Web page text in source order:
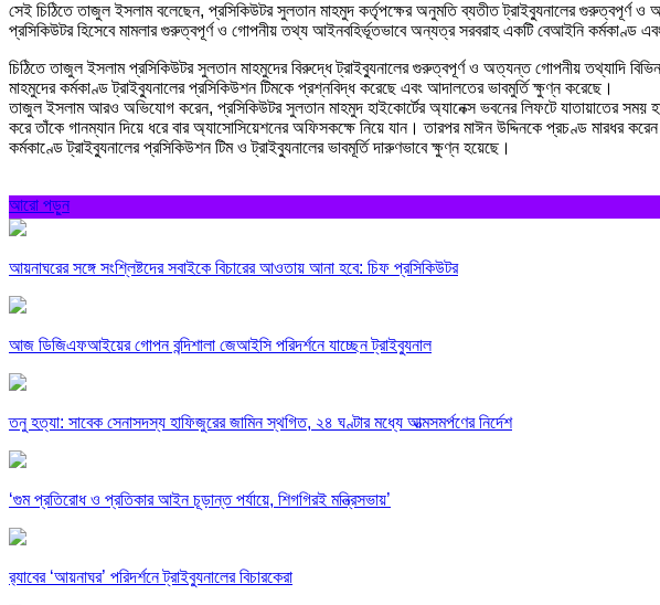
সেই চিঠিতে তাজুল ইসলাম বলেছেন, প্রসিকিউটর সুলতান মাহমুদ কর্তৃপক্ষের অনুমতি ব্যতীত ট্রাইব্যুনালের গুরুত্বপূর্ণ
প্রসিকিউটর হিসেবে মামলার গুরুত্বপূর্ণ ও গোপনীয় তথ্য আইনবহির্ভূতভাবে অন্যত্র সরবরাহ একটি বেআইনি কর্মকাণ্ড
চিঠিতে তাজুল ইসলাম প্রসিকিউটর সুলতান মাহমুদের বিরুদ্ধে ট্রাইব্যুনালের গুরুত্বপূর্ণ ও অত্যন্ত গোপনীয় তথ্যাদি
মাহমুদের কর্মকাণ্ড ট্রাইব্যুনালের প্রসিকিউশন টিমকে প্রশ্নবিদ্ধ করেছে এবং আদালতের ভাবমুর্তি ক্ষুণ্ন করেছে।
তাজুল ইসলাম আরও অভিযোগ করেন, প্রসিকিউটর সুলতান মাহমুদ হাইকোর্টের অ্যানেক্স ভবনের লিফটে যাতায়াতের সময়
করে তাঁকে গানম্যান দিয়ে ধরে বার অ্যাসোসিয়েশনের অফিসকক্ষে নিয়ে যান। তারপর মাঈন উদ্দিনকে প্রচণ্ড মারধর
কর্মকাণ্ডে ট্রাইব্যুনালের প্রসিকিউশন টিম ও ট্রাইব্যুনালের ভাবমূর্তি দারুণভাবে ক্ষুণ্ন হয়েছে।
আরো পড়ুন
আয়নাঘরের সঙ্গে সংশ্লিষ্টদের সবাইকে বিচারের আওতায় আনা হবে: চিফ প্রসিকিউটর
আজ ডিজিএফআইয়ের গোপন বন্দিশালা জেআইসি পরিদর্শনে যাচ্ছেন ট্রাইব্যুনাল
তনু হত্যা: সাবেক সেনাসদস্য হাফিজুরের জামিন স্থগিত, ২৪ ঘণ্টার মধ্যে আত্মসমর্পণের নির্দেশ
‘গুম প্রতিরোধ ও প্রতিকার আইন চূড়ান্ত পর্যায়ে, শিগগিরই মন্ত্রিসভায়’
র‍্যাবের ‘আয়নাঘর’ পরিদর্শনে ট্রাইব্যুনালের বিচারকেরা